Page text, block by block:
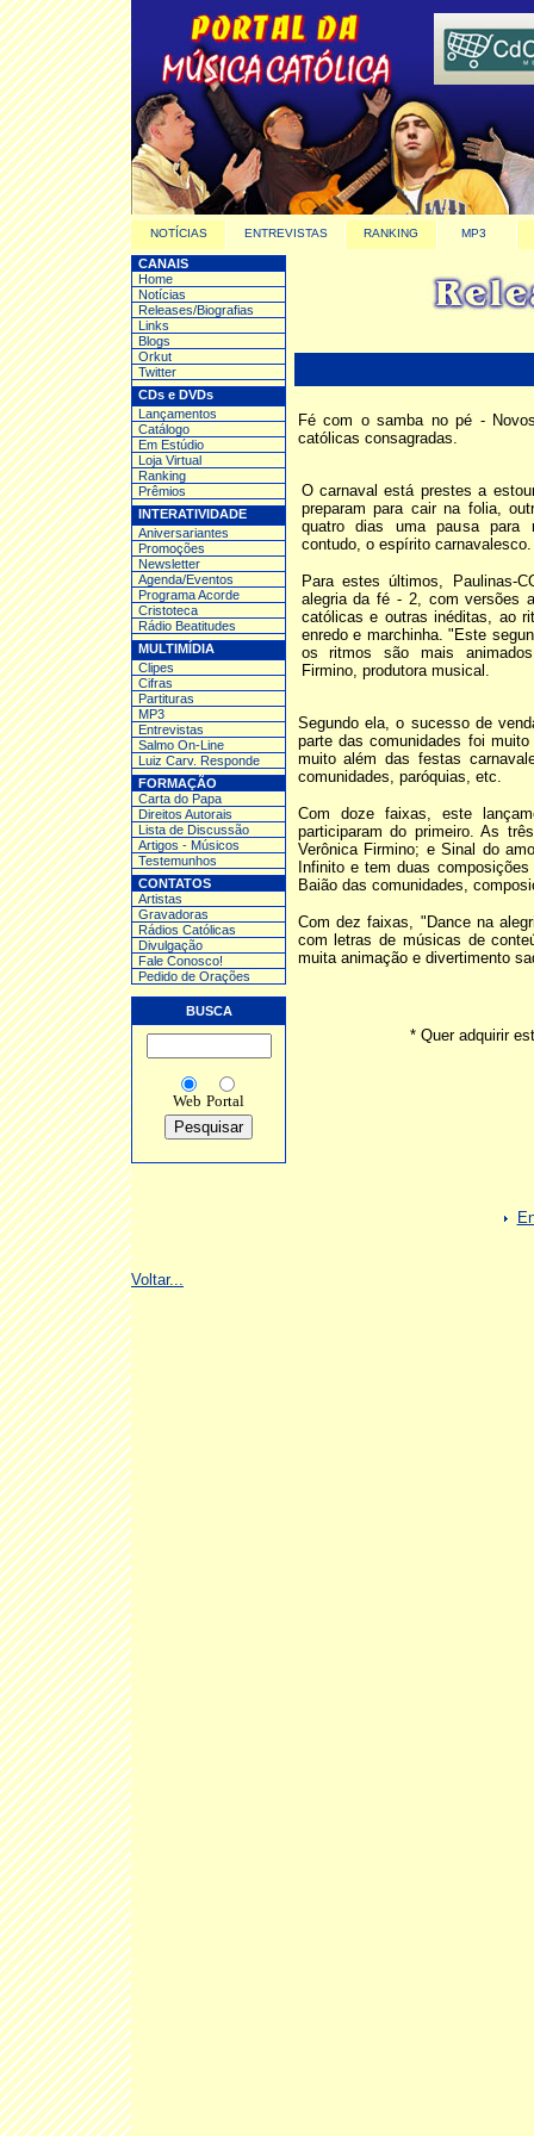
NOTÍCIAS ENTREVISTAS RANKING MP3
CANAIS
Home
Notícias
Releases/Biografias
Links
Blogs
Orkut
Twitter
CDs e DVDs
Lançamentos
Catálogo
Em Estúdio
Loja Virtual
Ranking
Prêmios
INTERATIVIDADE
Aniversariantes
Promoções
Newsletter
Agenda/Eventos
Programa Acorde
Cristoteca
Rádio Beatitudes
MULTIMÍDIA
Clipes
Cifras
Partituras
MP3
Entrevistas
Salmo On-Line
Luiz Carv. Responde
FORMAÇÃO
Carta do Papa
Direitos Autorais
Lista de Discussão
Artigos - Músicos
Testemunhos
CONTATOS
Artistas
Gravadoras
Rádios Católicas
Divulgação
Fale Conosco!
Pedido de Orações
BUSCA
Web Portal
Fé com o samba no pé -
católicas consagradas.
O carnaval está prestes a
preparam para cair na folia,
quatro dias uma pausa para
contudo, o espírito carnavalesco.
Para estes últimos, Paulinas-
alegria da fé - 2, com versões
católicas e outras inéditas, ao
enredo e marchinha. "Este
os ritmos são mais
Firmino, produtora musical.
Segundo ela, o sucesso de
parte das comunidades foi
muito além das festas
comunidades, paróquias, etc.
Com doze faixas, este
participaram do primeiro. As
Verônica Firmino; e Sinal do
Infinito e tem duas
Baião das comunidades,
Com dez faixas, "Dance na
com letras de músicas de
muita animação e divertimento
* Quer adquirir
Voltar...